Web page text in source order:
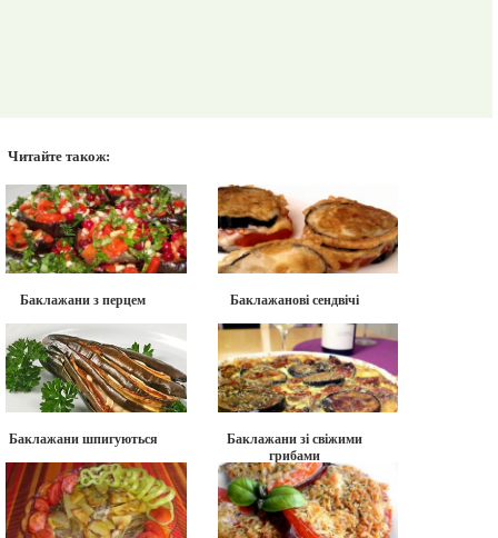
Читайте також:
Баклажани з перцем Баклажанові сендвічі
Баклажани шпигуються
Баклажани зі свіжими
грибами